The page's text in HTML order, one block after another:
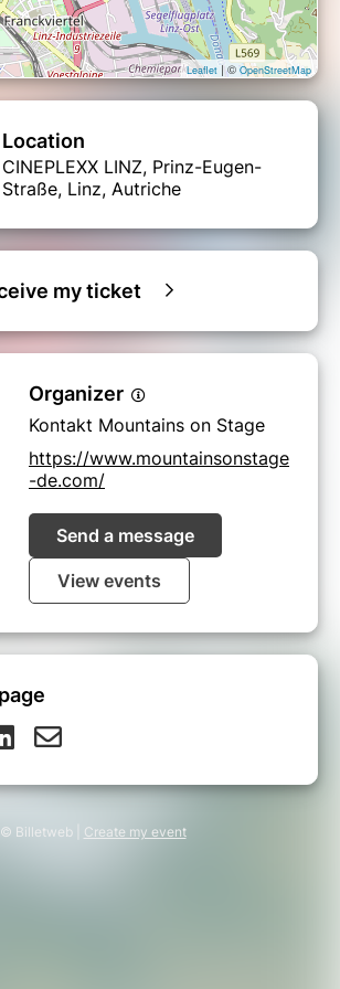
Leaflet| ©OpenStreetMap
Location
CINEPLEXX LINZ, Prinz-Eugen-
Straße, Linz, Autriche
my ticket
Organizer
Kontakt Mountains on Stage
https://www.mountainsonstage
-de.com/
Send a message
View events
© Billetweb | Create my event